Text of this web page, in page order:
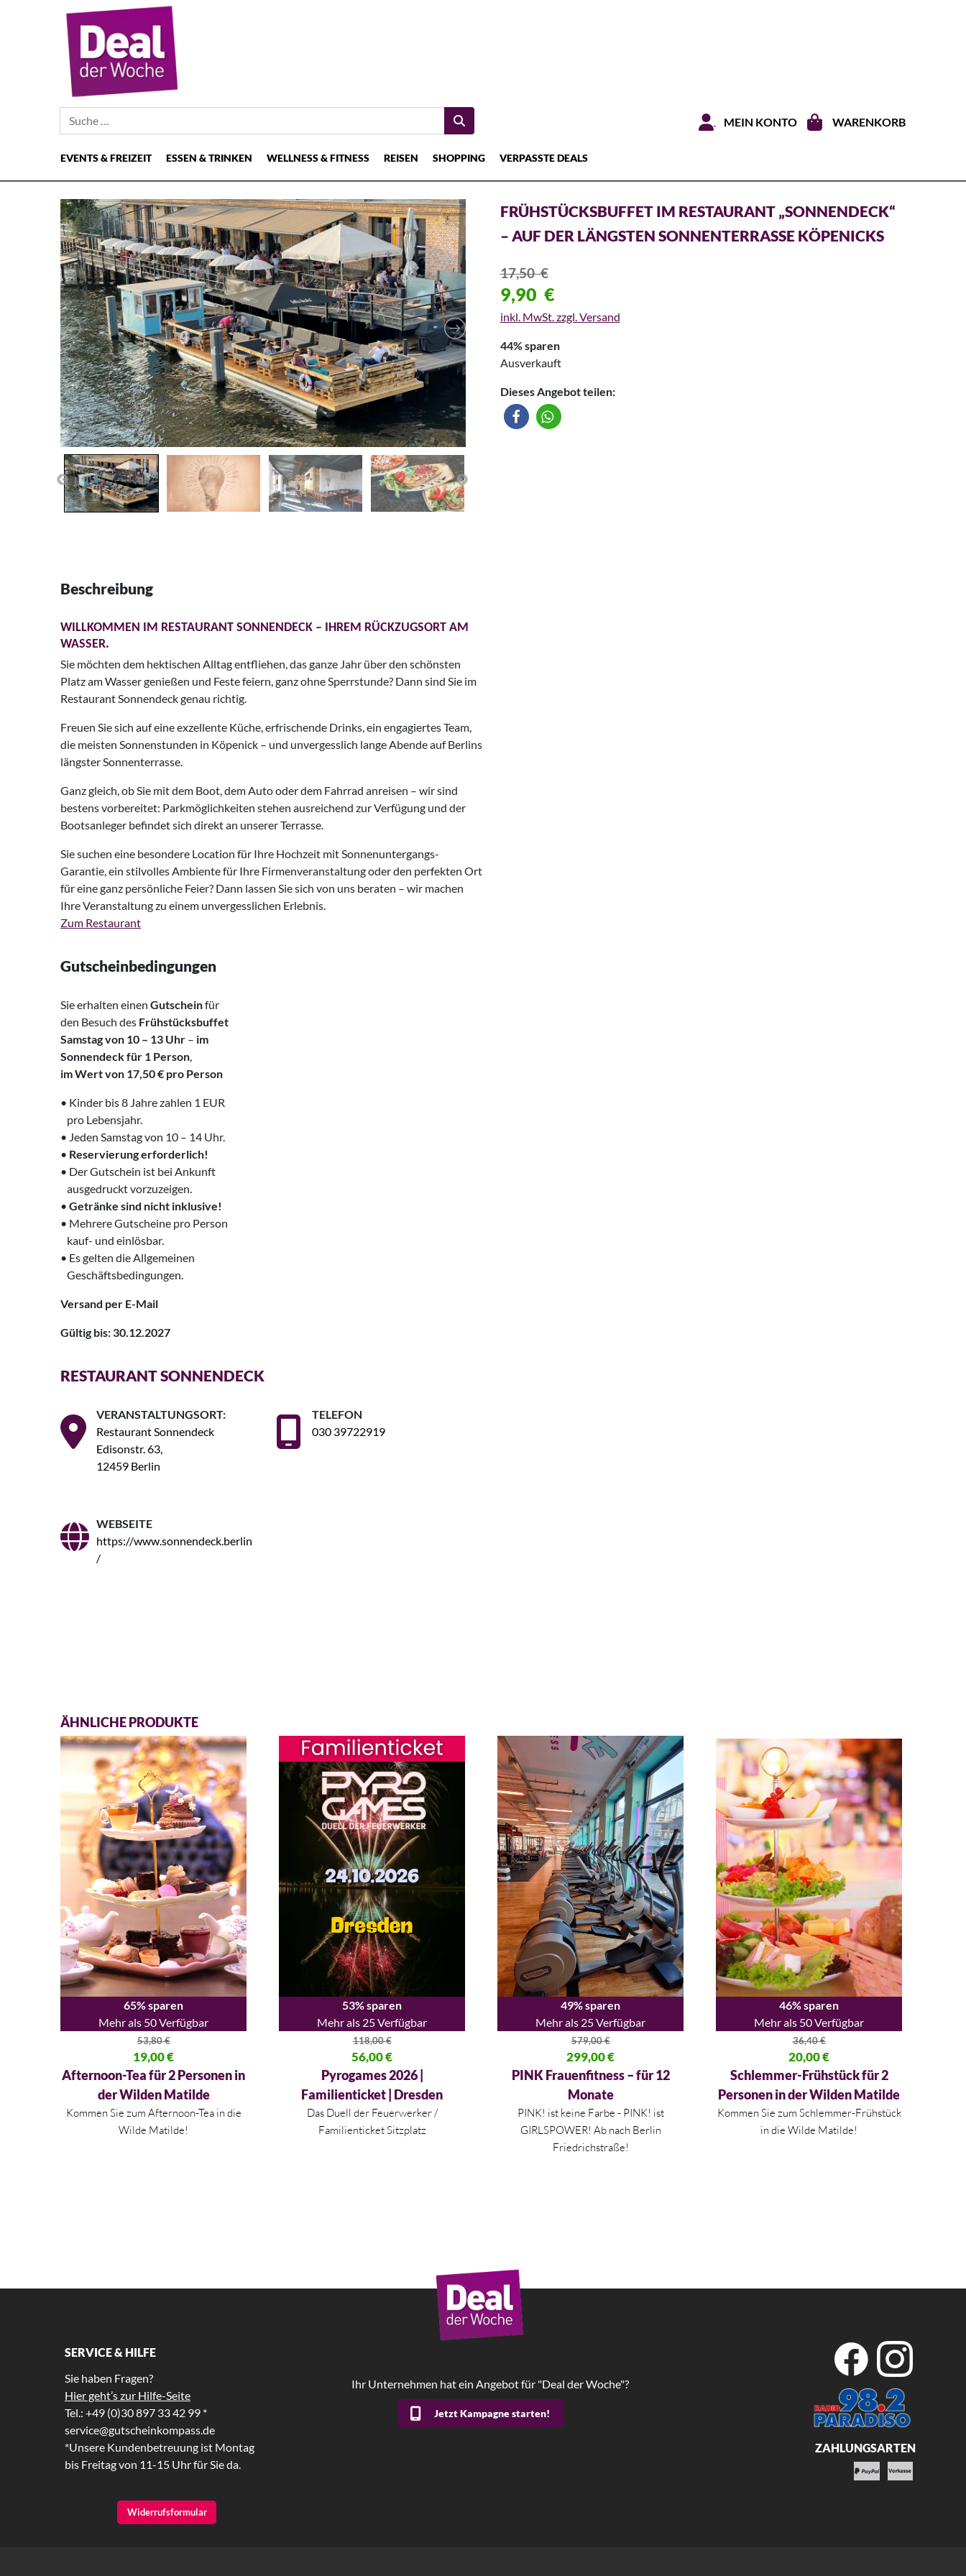
Suche nach:
MEIN KONTO WARENKORB
Hauptnavigation
EVENTS & FREIZEIT ESSEN & TRINKEN WELLNESS & FITNESS REISEN SHOPPING VERPASSTE DEALS
FRÜHSTÜCKSBUFFET IM RESTAURANT „SONNENDECK“
– AUF DER LÄNGSTEN SONNENTERRASSE KÖPENICKS
17,50€
9,90 €
inkl. MwSt. zzgl. Versand
44% sparen
Ausverkauft
Dieses Angebot teilen:
Beschreibung
WILLKOMMEN IM RESTAURANT SONNENDECK – IHREM RÜCKZUGSORT AM
WASSER.
Sie möchten dem hektischen Alltag entfliehen, das ganze Jahr über den schönsten
Platz am Wasser genießen und Feste feiern, ganz ohne Sperrstunde? Dann sind Sie im
Restaurant Sonnendeck genau richtig.
Freuen Sie sich auf eine exzellente Küche, erfrischende Drinks, ein engagiertes Team,
die meisten Sonnenstunden in Köpenick – und unvergesslich lange Abende auf Berlins
längster Sonnenterrasse.
Ganz gleich, ob Sie mit dem Boot, dem Auto oder dem Fahrrad anreisen – wir sind
bestens vorbereitet: Parkmöglichkeiten stehen ausreichend zur Verfügung und der
Bootsanleger befindet sich direkt an unserer Terrasse.
Sie suchen eine besondere Location für Ihre Hochzeit mit Sonnenuntergangs-
Garantie, ein stilvolles Ambiente für Ihre Firmenveranstaltung oder den perfekten Ort
für eine ganz persönliche Feier? Dann lassen Sie sich von uns beraten – wir machen
Ihre Veranstaltung zu einem unvergesslichen Erlebnis.
Zum Restaurant
Gutscheinbedingungen
Sie erhalten einen Gutscheinfür
den Besuch des Frühstücksbuffet
Samstag von 10 – 13 Uhr – im
Sonnendeck für 1 Person,
im Wert von 17,50 € pro Person
• Kinder bis 8 Jahre zahlen 1 EUR
‌ pro Lebensjahr.
• Jeden Samstag von 10 – 14 Uhr.
• Reservierung erforderlich!
• Der Gutschein ist bei Ankunft
‌ ausgedruckt vorzuzeigen.
• Getränke sind nicht inklusive!
• Mehrere Gutscheine pro Person
‌ kauf- und einlösbar.
• Es gelten die Allgemeinen
‍ Geschäftsbedingungen.
Versand per E-Mail
Gültig bis: 30.12.2027
RESTAURANT SONNENDECK
VERANSTALTUNGSORT:
Restaurant Sonnendeck
Edisonstr. 63,
12459 Berlin
TELEFON
030 39722919
WEBSEITE
https://www.sonnendeck.berlin
/
ÄHNLICHE PRODUKTE
65% sparen
Mehr als 50 Verfügbar
53,80€
Ursprünglicher Preis war: 53,80 €
19,00€
Aktueller Preis ist: 19,00 €.
Afternoon-Tea für 2 Personen in
der Wilden Matilde
Kommen Sie zum Afternoon-Tea in die
Wilde Matilde!
53% sparen
Mehr als 25 Verfügbar
118,00€
Ursprünglicher Preis war: 118,00 €
56,00€
Aktueller Preis ist: 56,00 €.
Pyrogames 2026 |
Familienticket | Dresden
Das Duell der Feuerwerker /
Familienticket Sitzplatz
49% sparen
Mehr als 25 Verfügbar
579,00€
Ursprünglicher Preis war: 579,00 €
299,00€
Aktueller Preis ist: 299,00 €.
PINK Frauenfitness – für 12
Monate
PINK! ist keine Farbe - PINK! ist
GIRLSPOWER! Ab nach Berlin
Friedrichstraße!
46% sparen
Mehr als 50 Verfügbar
36,40€
Ursprünglicher Preis war: 36,40 €
20,00€
Aktueller Preis ist: 20,00 €.
Schlemmer-Frühstück für 2
Personen in der Wilden Matilde
Kommen Sie zum Schlemmer-Frühstück
in die Wilde Matilde!
SERVICE & HILFE
Sie haben Fragen?
Hier geht’s zur Hilfe-Seite
Tel.: +49 (0)30 897 33 42 99 *
service@gutscheinkompass.de
*Unsere Kundenbetreuung ist Montag
bis Freitag von 11-15 Uhr für Sie da.
Widerrufsformular
Ihr Unternehmen hat ein Angebot für "Deal der Woche"?
Jetzt Kampagne starten!
ZAHLUNGSARTEN